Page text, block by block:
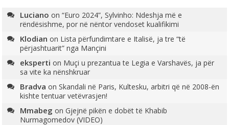
Luciano on“Euro 2024”, Sylvinho: Ndeshja më e
rëndësishme, por në nëntor vendoset kualifikimi
Klodian on Lista përfundimtare e Italisë, ja tre “të
përjashtuarit” nga Mançini
eksperti on Muçi u prezantua te Legia e Varshavës, ja për
sa vite ka nënshkruar
Bradva onSkandali në Paris, Kultesku, arbitri që në 2008-ën
kishte tentuar vetëvrasjen!
Mmabeg onGjejnë pikën e dobët të Khabib
Nurmagomedov (VIDEO)